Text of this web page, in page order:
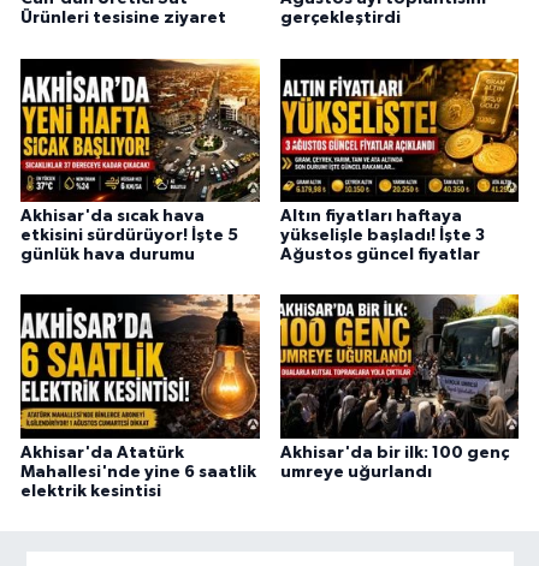
Ürünleri tesisine ziyaret
gerçekleştirdi
Akhisar'da sıcak hava
etkisini sürdürüyor! İşte 5
günlük hava durumu
Altın fiyatları haftaya
yükselişle başladı! İşte 3
Ağustos güncel fiyatlar
Akhisar'da Atatürk
Mahallesi'nde yine 6 saatlik
elektrik kesintisi
Akhisar'da bir ilk: 100 genç
umreye uğurlandı